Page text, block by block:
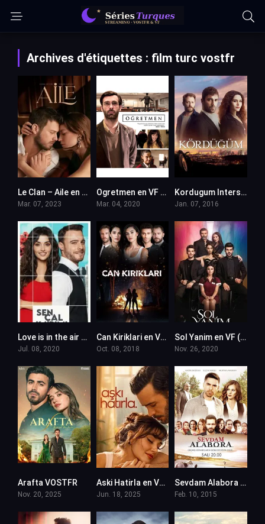
Archives d'étiquettes : film turc vostfr
Le Clan – Aile en VF (Voix Francaise)
Mar. 07, 2023
Ogretmen en VF (Voix Francaise)
Mar. 04, 2020
Kordugum Intersection VOSTFR
Jan. 07, 2016
Love is in the air – Sen Cal Kapimi en VF
Jul. 08, 2020
Can Kiriklari en VF (Voix Francaise)
Oct. 08, 2018
Sol Yanim en VF (Voix Francaise)
Nov. 26, 2020
Arafta VOSTFR
Nov. 20, 2025
Aski Hatirla en VF (Voix Francaise)
Jun. 18, 2025
Sevdam Alabora en VF (Voix Francaise)
Feb. 10, 2015